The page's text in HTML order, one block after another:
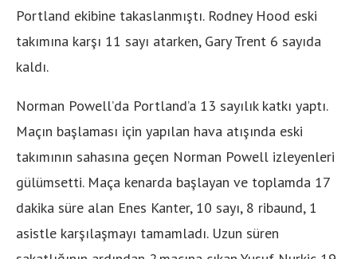
Portland ekibine takaslanmıştı. Rodney Hood eski
takımına karşı 11 sayı atarken, Gary Trent 6 sayıda
kaldı.
Norman Powell’da Portland’a 13 sayılık katkı yaptı.
Maçın başlaması için yapılan hava atışında eski
takımının sahasına geçen Norman Powell izleyenleri
gülümsetti. Maça kenarda başlayan ve toplamda 17
dakika süre alan Enes Kanter, 10 sayı, 8 ribaund, 1
asistle karşılaşmayı tamamladı. Uzun süren